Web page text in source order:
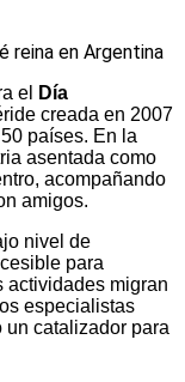
el
Día
creada en 2007
países. En la
asentada como
acompañando
amigos.
nivel de
para
actividades migran
especialistas
un catalizador para